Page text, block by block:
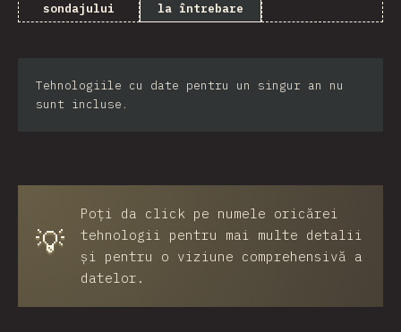
sondajului
la întrebare
Tehnologiile cu date pentru un singur an nu
sunt incluse.
💡
Poți da click pe numele oricărei
tehnologii pentru mai multe detalii
și pentru o viziune comprehensivă a
datelor.